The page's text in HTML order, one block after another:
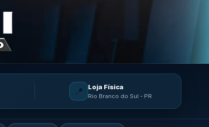
📍 Loja Física
Rio Branco do Sul - PR